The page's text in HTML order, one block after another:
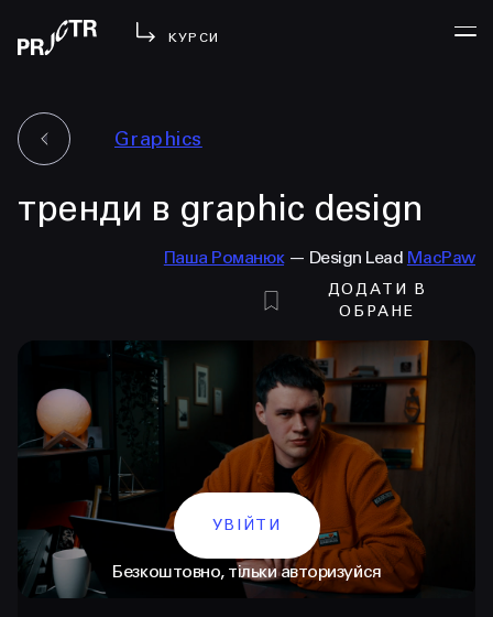
КУРСИ
МЕНЮ
у проджі
бібліотека
вийти
Graphics
тренди в graphic design
Паша Романюк— Design Lead MacPaw
ДОДАТИ В
ОБРАНЕ
УВІЙТИ
Безкоштовно, тільки авторизуйся